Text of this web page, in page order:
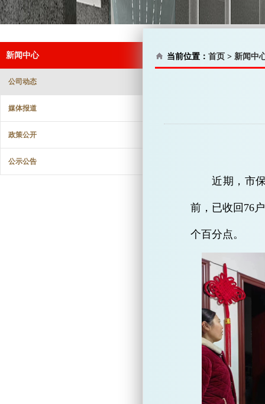
新闻中心
公司动态
媒体报道
政策公开
公示公告
当前位置： 首页 > 新闻中
近期，市
前，已收回76
个百分点。